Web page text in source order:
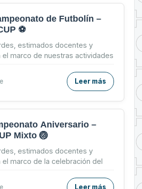
de Futbolín –
⚽
estimados docentes y
el marco de nuestras actividades
Leer más
Aniversario –
Mixto 🏐
estimados docentes y
el marco de la celebración del
el ...
Leer más